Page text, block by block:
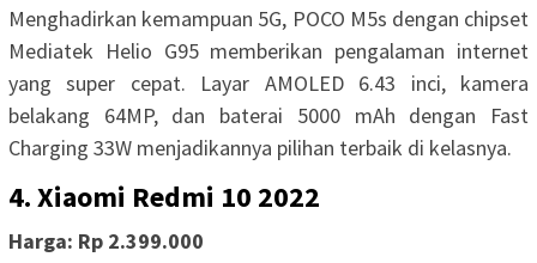
Menghadirkan kemampuan 5G, POCO M5s dengan chipset
Mediatek Helio G95 memberikan pengalaman internet
yang super cepat. Layar AMOLED 6.43 inci, kamera
belakang 64MP, dan baterai 5000 mAh dengan Fast
Charging 33W menjadikannya pilihan terbaik di kelasnya.
4. Xiaomi Redmi 10 2022
Harga: Rp 2.399.000